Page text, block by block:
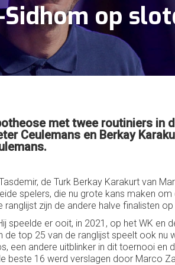
op
met twee routiniers in
Ceulemans en Berkay
de Turk Berkay Karakurt van
spelers, die nu grote kans maken
zijn de andere halve finalisten
er ooit, in 2021, op het WK en
top 25 van de ranglijst speelt ook nu
andere uitblinker in dit toernooi en
beste 16 werd verslagen door Marco